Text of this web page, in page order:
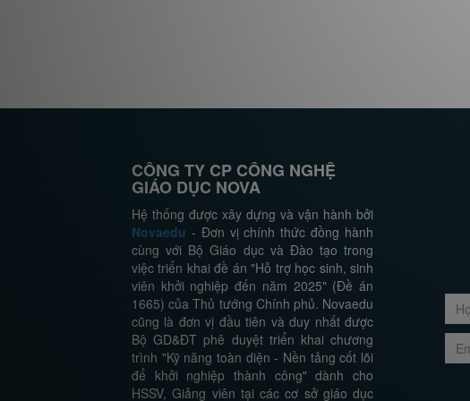
CÔNG TY CP CÔNG NGHỆ
GIÁO DỤC NOVA
Hệ thống được xây dựng và vận hành bởi
Novaedu - Đơn vị chính thức đồng hành
cùng với Bộ Giáo dục và Đào tạo trong
việc triển khai đề án "Hỗ trợ học sinh, sinh
viên khởi nghiệp đến năm 2025" (Đề án
1665) của Thủ tướng Chính phủ. Novaedu
cũng là đơn vị đầu tiên và duy nhất được
Bộ GD&ĐT phê duyệt triển khai chương
trình "Kỹ năng toàn diện - Nền tảng cốt lõi
để khởi nghiệp thành công" dành cho
HSSV, Giảng viên tại các cơ sở giáo dục